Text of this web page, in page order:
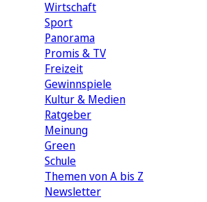
Wirtschaft
Sport
Panorama
Promis & TV
Freizeit
Gewinnspiele
Kultur & Medien
Ratgeber
Meinung
Green
Schule
Themen von A bis Z
Newsletter